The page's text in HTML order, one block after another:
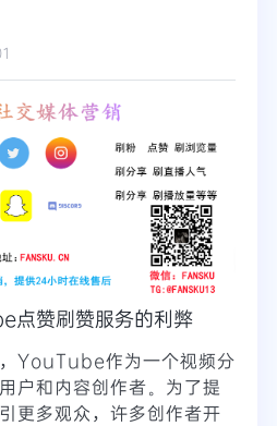
点赞刷赞服务的利弊
YouTube作为一个视频分
户和内容创作者。为了提
更多观众，许多创作者开